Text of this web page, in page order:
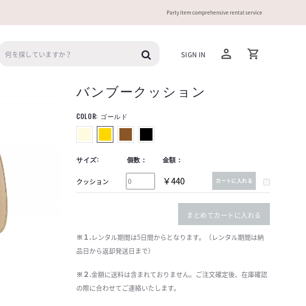
Party item comprehensive rental service
SIGN IN
バンブークッション
COLOR: ゴールド
サイズ: 個数： 金額：
クッション ￥440 カートに入れる
まとめてカートに入れる
※１. レンタル期間は5日間からとなります。（レンタル期間は納
品日から返却発送日まで）
※２.金額に送料は含まれておりません。ご注文確定後、在庫確認
の際に合わせてご連絡いたします。